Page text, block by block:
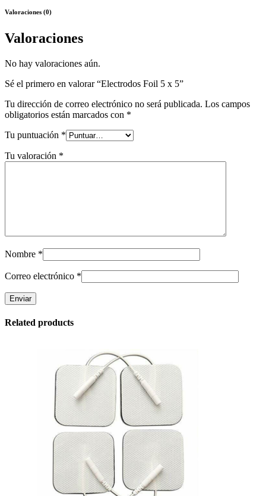
quantity
Valoraciones (0)
Valoraciones
No hay valoraciones aún.
Sé el primero en valorar “Electrodos Foil 5 x 5”
Tu dirección de correo electrónico no será publicada. Los campos
obligatorios están marcados con *
Tu puntuación *
Tu valoración *
Nombre *
Correo electrónico *
Related products